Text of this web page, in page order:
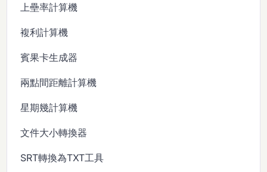
上壘率計算機
複利計算機
賓果卡生成器
兩點間距離計算機
星期幾計算機
文件大小轉換器
SRT轉換為TXT工具